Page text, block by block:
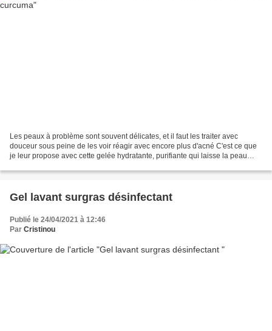
Les peaux à problème sont souvent délicates, et il faut les traiter avec
douceur sous peine de les voir réagir avec encore plus d'acné C'est ce que
je leur propose avec cette gelée hydratante, purifiante qui laisse la peau
Gel lavant surgras désinfectant
Publié le 24/04/2021 à 12:46
Par Cristinou